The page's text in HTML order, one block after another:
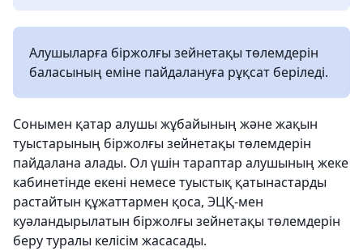
Алушыларға біржолғы зейнетақы төлемдерін
баласының еміне пайдалануға рұқсат беріледі.
Сонымен қатар алушы жұбайының және жақын
туыстарының біржолғы зейнетақы төлемдерін
пайдалана алады. Ол үшін тараптар алушының жеке
кабинетінде екені немесе туыстық қатынастарды
растайтын құжаттармен қоса, ЭЦҚ-мен
куәландырылатын біржолғы зейнетақы төлемдерін
беру туралы келісім жасасады.